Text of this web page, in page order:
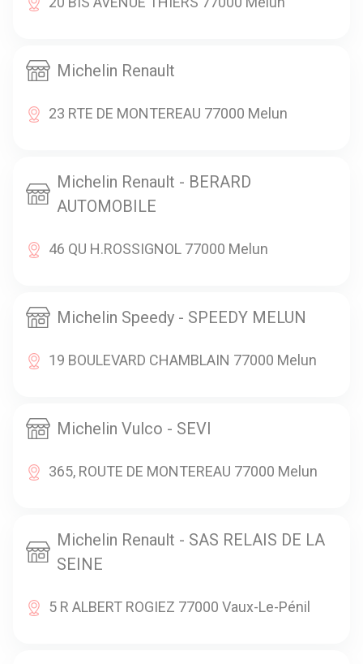
Michelin Renault
23 RTE DE MONTEREAU 77000 Melun
Michelin Renault - BERARD
AUTOMOBILE
46 QU H.ROSSIGNOL 77000 Melun
Michelin Speedy - SPEEDY MELUN
19 BOULEVARD CHAMBLAIN 77000 Melun
Michelin Vulco - SEVI
365, ROUTE DE MONTEREAU 77000 Melun
Michelin Renault - SAS RELAIS DE LA
SEINE
5 R ALBERT ROGIEZ 77000 Vaux-Le-Pénil